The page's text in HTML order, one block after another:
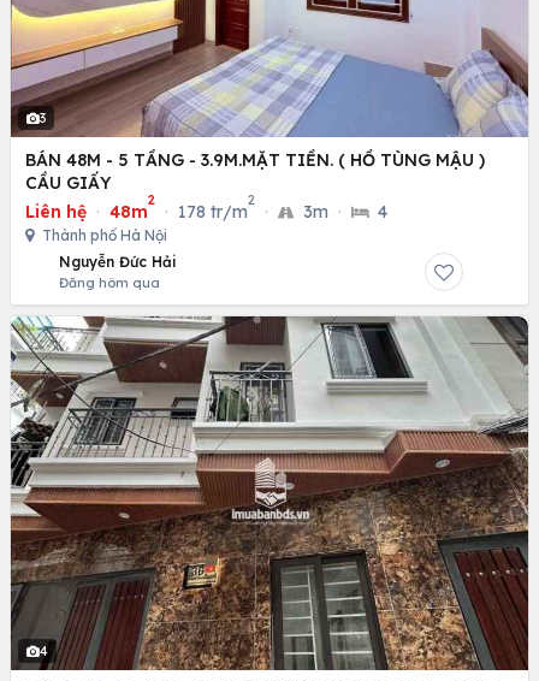
3
BÁN 48M - 5 TẦNG - 3.9M.MẶT TIỀN. ( HỒ TÙNG MẬU )
CẦU GIẤY
Liên hệ · 48m
2
· 178 tr/m
2
· 3m · 4
Thành phố Hà Nội
Nguyễn Đức Hải
Đăng hôm qua
4